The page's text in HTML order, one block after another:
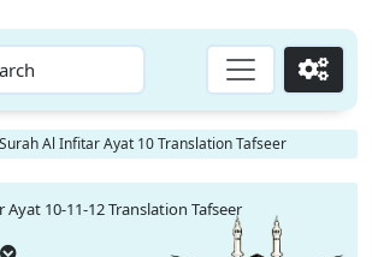
Go
Surah Al Infitar Ayat 10 Translation Tafseer
10-11-12 Translation Tafseer